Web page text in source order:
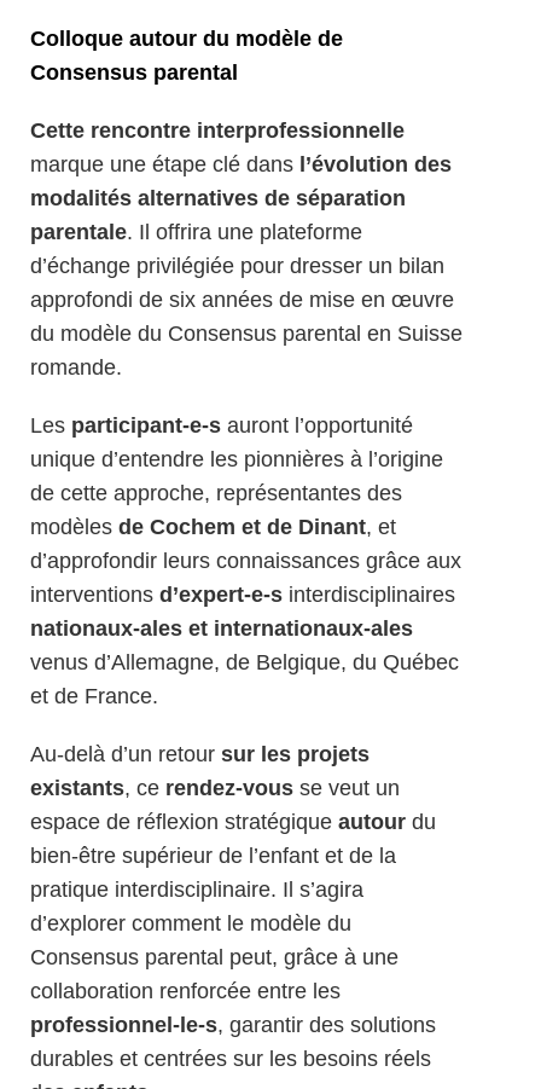
Colloque autour du modèle de
Consensus parental
Cette rencontre interprofessionnelle
marque une étape clé dans l’évolution des
modalités alternatives de séparation
parentale. Il offrira une plateforme
d’échange privilégiée pour dresser un bilan
approfondi de six années de mise en œuvre
du modèle du Consensus parental en Suisse
romande.
Les participant-e-s auront l’opportunité
unique d’entendre les pionnières à l’origine
de cette approche, représentantes des
modèles de Cochem et de Dinant, et
d’approfondir leurs connaissances grâce aux
interventions d’expert-e-sinterdisciplinaires
nationaux-ales et internationaux-ales
venus d’Allemagne, de Belgique, du Québec
et de France.
Au-delà d’un retoursur les projets
existants, ce rendez-vousse veut un
espace de réflexion stratégique autour du
bien-être supérieur de l’enfant et de la
pratique interdisciplinaire. Il s’agira
d’explorer comment le modèle du
Consensus parental peut, grâce à une
collaboration renforcée entre les
professionnel-le-s, garantir des solutions
durables et centrées sur les besoins réels